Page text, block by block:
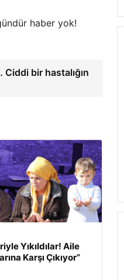
haber yok!
Ciddi bir hastalığın
Yıkıldılar! Aile
Karşı Çıkıyor”